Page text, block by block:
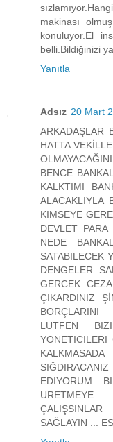
makinası
konuluyor.El
belli.Bildiğinizi
Yanıtla
Adsız 20 Mart
ARKADAŞLAR
HATTA
BENCE
KALKTIMI
ALACAKLIYLA
KIMSEYE
DEVLET
NEDE
SATABILECEK
DENGELER
GERCEK
ÇIKARDINIZ
BORÇLARINI
LUTFEN
SAĞLAYIN ...